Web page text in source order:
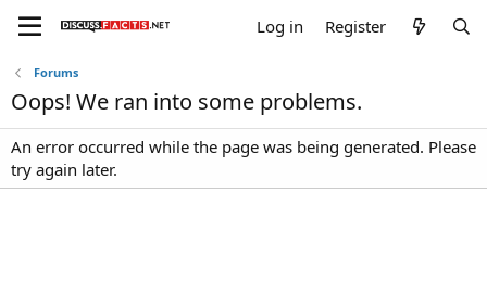
Log in Register
Forums
Oops! We ran into some problems.
An error occurred while the page was being generated. Please
try again later.